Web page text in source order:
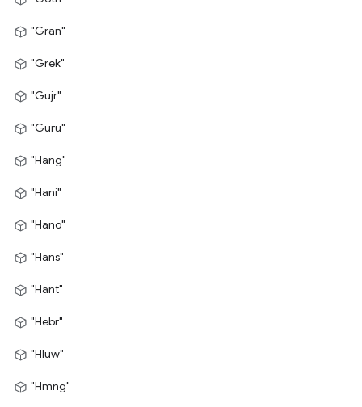
"Gran"
"Grek"
"Gujr"
"Guru"
"Hang"
"Hani"
"Hano"
"Hans"
"Hant"
"Hebr"
"Hluw"
"Hmng"